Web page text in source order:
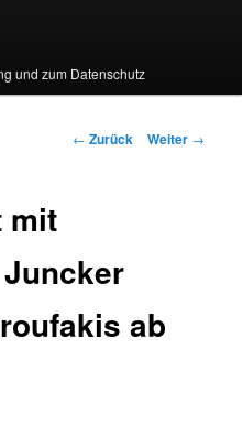
und zum Datenschutz
Beitragsnavigation
← Zurück Weiter →
mit
ab